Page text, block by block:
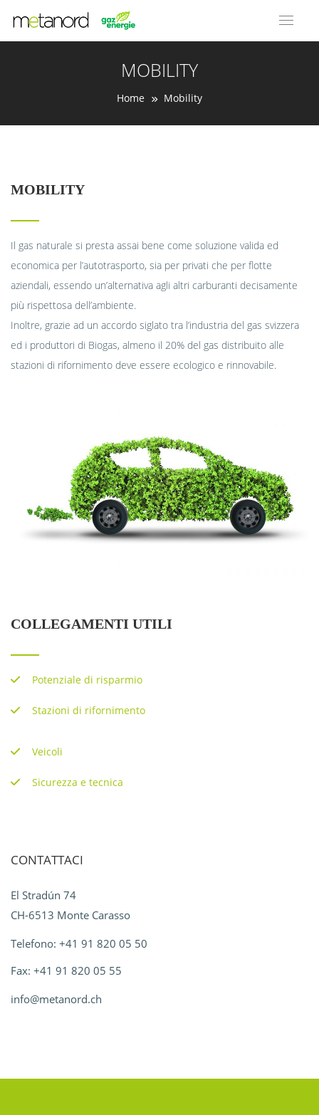
MOBILITY
Home Mobility
MOBILITY
Il gas naturale si presta assai bene come soluzione valida ed
economica per l’autotrasporto, sia per privati che per flotte
aziendali, essendo un’alternativa agli altri carburanti decisamente
più rispettosa dell’ambiente.
Inoltre, grazie ad un accordo siglato tra l’industria del gas svizzera
ed i produttori di Biogas, almeno il 20% del gas distribuito alle
stazioni di rifornimento deve essere ecologico e rinnovabile.
COLLEGAMENTI UTILI
Potenziale di risparmio
Stazioni di rifornimento
Veicoli
Sicurezza e tecnica
CONTATTACI
El Stradún 74
CH-6513 Monte Carasso
Telefono: +41 91 820 05 50
Fax: +41 91 820 05 55
info@metanord.ch